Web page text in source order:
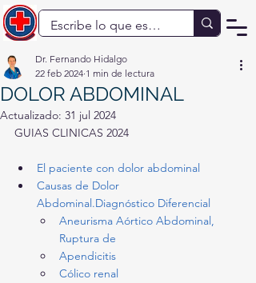
DOLOR ABDOMINAL
Dr. Fernando Hidalgo
22 feb 2024 1 min de lectura
Actualizado: 31 jul 2024
GUIAS CLINICAS 2024
El paciente con dolor abdominal
Causas de Dolor
Abdominal.Diagnóstico Diferencial
Aneurisma Aórtico Abdominal,
Ruptura de
Apendicitis
Cólico renal